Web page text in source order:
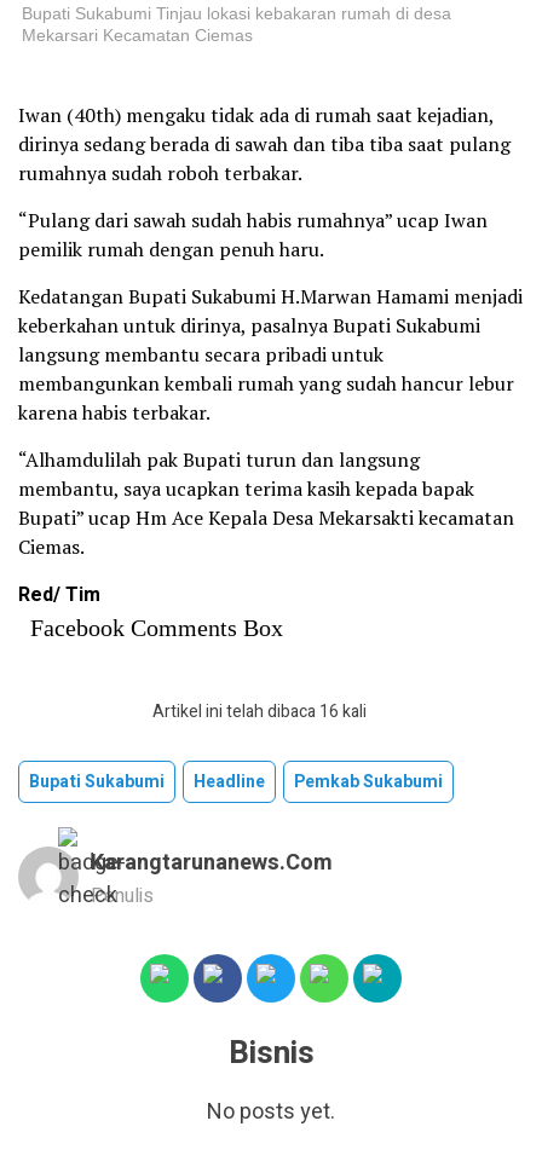
Bupati Sukabumi Tinjau lokasi kebakaran rumah di desa
Mekarsari Kecamatan Ciemas
Iwan (40th) mengaku tidak ada di rumah saat kejadian,
dirinya sedang berada di sawah dan tiba tiba saat pulang
rumahnya sudah roboh terbakar.
“Pulang dari sawah sudah habis rumahnya” ucap Iwan
pemilik rumah dengan penuh haru.
Kedatangan Bupati Sukabumi H.Marwan Hamami menjadi
keberkahan untuk dirinya, pasalnya Bupati Sukabumi
langsung membantu secara pribadi untuk
membangunkan kembali rumah yang sudah hancur lebur
karena habis terbakar.
“Alhamdulilah pak Bupati turun dan langsung
membantu, saya ucapkan terima kasih kepada bapak
Bupati” ucap Hm Ace Kepala Desa Mekarsakti kecamatan
Ciemas.
Red/ Tim
Facebook Comments Box
Artikel ini telah dibaca 16 kali
Bupati Sukabumi Headline Pemkab Sukabumi
Karangtarunanews.com
Penulis
Bisnis
No posts yet.